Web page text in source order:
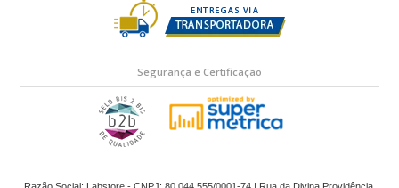
Segurança e Certificação